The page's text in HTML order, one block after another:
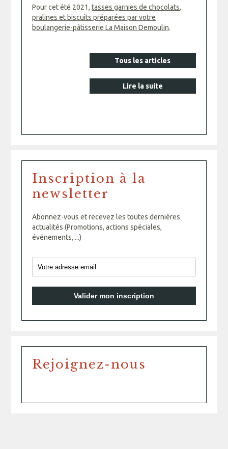
Pour cet été 2021,tasses garnies de chocolats,
pralines et biscuits préparées par votre
boulangerie-pâtisserie La Maison Demoulin.
Tous les articles
Lire la suite
Inscription à la
newsletter
Abonnez-vous et recevez les toutes dernières
actualités (Promotions, actions spéciales,
événements, ...)
Rejoignez-nous